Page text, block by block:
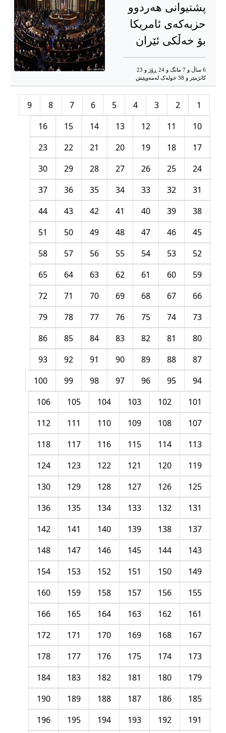
پشتیوانی هەردوو
حزبەکەی ئامریکا
بۆ خەڵکی ئێران
6 ساڵ و 7 مانگ و 24 ڕۆژ و 23
کاتژمێر و 38 خوله‌ک له‌مه‌وپێش‌
1
2
3
4
5
6
7
8
9
10
11
12
13
14
15
16
17
18
19
20
21
22
23
24
25
26
27
28
29
30
31
32
33
34
35
36
37
38
39
40
41
42
43
44
45
46
47
48
49
50
51
52
53
54
55
56
57
58
59
60
61
62
63
64
65
66
67
68
69
70
71
72
73
74
75
76
77
78
79
80
81
82
83
84
85
86
87
88
89
90
91
92
93
94
95
96
97
98
99
100
101
102
103
104
105
106
107
108
109
110
111
112
113
114
115
116
117
118
119
120
121
122
123
124
125
126
127
128
129
130
131
132
133
134
135
136
137
138
139
140
141
142
143
144
145
146
147
148
149
150
151
152
153
154
155
156
157
158
159
160
161
162
163
164
165
166
167
168
169
170
171
172
173
174
175
176
177
178
179
180
181
182
183
184
185
186
187
188
189
190
191
192
193
194
195
196